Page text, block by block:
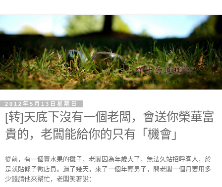
2012年5月13日星期日
[转]天底下沒有一個老闆，會送你榮華富
貴的，老闆能給你的只有「機會」
從前，有一個賣水果的攤子，老闆因為年歲大了，無法久站招呼客人，於
是就貼條子徵店員。過了幾天，來了一個年輕男子，問老闆一個月要用多
少錢請他來幫忙，老闆笑著說：